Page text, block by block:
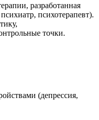
разработанная
психотерапевт).
точки.
(депрессия,